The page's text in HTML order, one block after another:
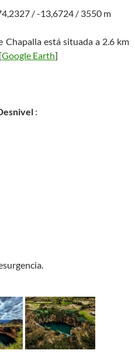
/ -13,6724 / 3550 m
Chapalla está situada a 2.6 km
Google Earth]
: